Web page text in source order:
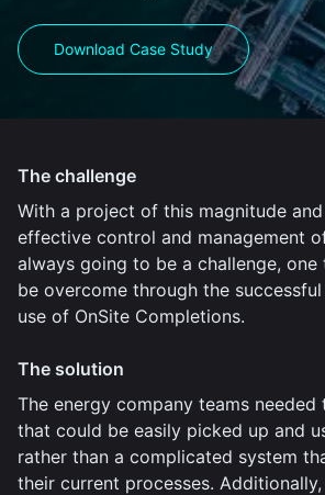
Download Case Study
The challenge
With a project of this magnitude
effective control and management
always going to be a challenge,
be overcome through the
use of OnSite Completions.
The solution
The energy company teams
that could be easily picked up and
rather than a complicated system
their current processes.